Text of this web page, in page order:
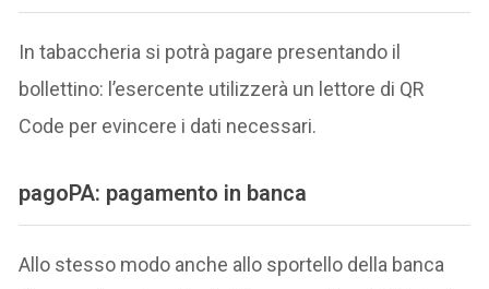
In tabaccheria si potrà pagare presentando il
bollettino: l’esercente utilizzerà un lettore di QR
Code per evincere i dati necessari.
pagoPA: pagamento in banca
Allo stesso modo anche allo sportello della banca